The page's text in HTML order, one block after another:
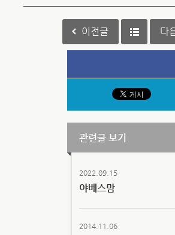
이전글 다
관련글 보기
2022.09.15
야베스맘
2014.11.06